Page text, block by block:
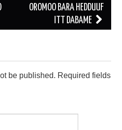
OROMOO BARA HEDDUUF
ITT DABAME
be published. Required fields